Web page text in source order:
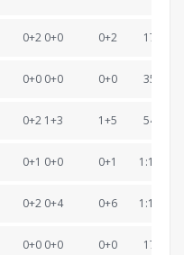
0+2 0+0 0+2 17:46.8
0+0 0+0 0+0 35:39.4
0+2 1+3 1+5 54:11.3
0+1 0+0 0+1 1:12:00.1
0+2 0+4 0+6 1:12:24.4
0+0 0+0 0+0 17:27.0